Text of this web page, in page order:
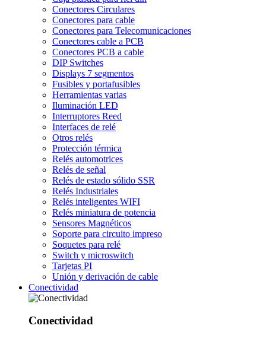
Conectores Circulares
Conectores para cable
Conectores para Telecomunicaciones
Conectores cable a PCB
Conectores PCB a cable
DIP Switches
Displays 7 segmentos
Fusibles y portafusibles
Herramientas varias
Iluminación LED
Interruptores Reed
Interfaces de relé
Otros relés
Protección térmica
Relés automotrices
Relés de señal
Relés de estado sólido SSR
Relés Industriales
Relés inteligentes WIFI
Relés miniatura de potencia
Sensores Magnéticos
Soporte para circuito impreso
Soquetes para relé
Switch y microswitch
Tarjetas PI
Unión y derivación de cable
Conectividad
Conectividad